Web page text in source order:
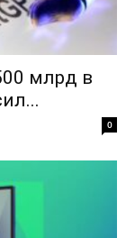
млрд в
0